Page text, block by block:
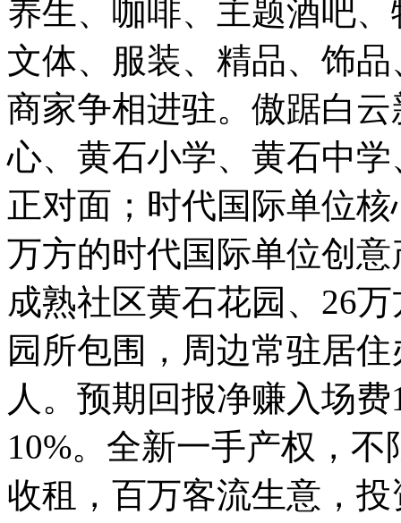
养生、咖啡、主题酒吧
文体、服装、精品、饰
商家争相进驻。傲踞白
心、黄石小学、黄石中
正对面；时代国际单位
万方的时代国际单位创
成熟社区黄石花园、26
园所包围，周边常驻居
人。预期回报净赚入场
10%。全新一手产权，
收租，百万客流生意，